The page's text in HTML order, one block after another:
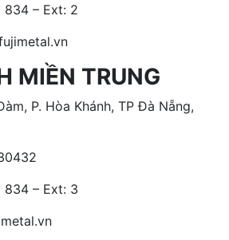
834 – Ext: 2
MIỀN TRUNG
P. Hòa Khánh, TP Đà Nẵng,
834 – Ext: 3